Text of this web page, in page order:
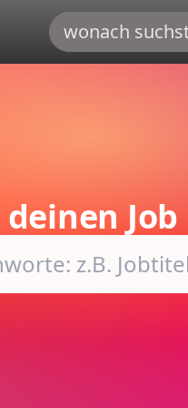
deinen Job